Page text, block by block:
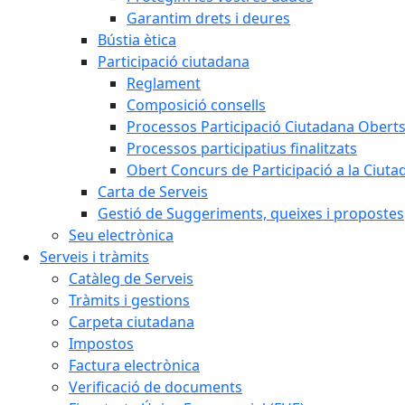
Garantim drets i deures
Bústia ètica
Participació ciutadana
Reglament
Composició consells
Processos Participació Ciutadana Oberts
Processos participatius finalitzats
Obert Concurs de Participació a la
Carta de Serveis
Gestió de Suggeriments, queixes i propostes
Seu electrònica
Serveis i tràmits
Catàleg de Serveis
Tràmits i gestions
Carpeta ciutadana
Impostos
Factura electrònica
Verificació de documents